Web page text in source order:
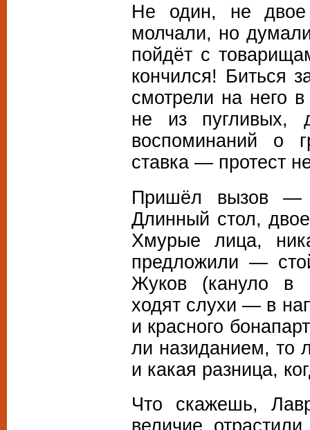
Не один, не двое
молчали, но
пойдёт с
кончился! Биться
смотрели на него
не из пугливых,
воспоминаний о
ставка — протест
Пришёл вызов —
Длинный стол,
Хмурые лица,
предложили —
Жуков (кануло в
ходят слухи — в
и красного
ли назиданием, то
и какая разница,
Что скажешь,
величие